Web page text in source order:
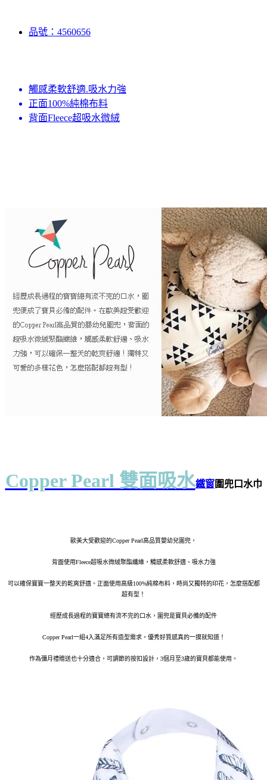
品號：4560656
觸感柔軟舒適.吸水力強
正面100%純棉布料
背面Fleece超吸水微絨
Copper Pearl 雙面吸水鐵窗圍兜口水巾
歐美大受歡迎的Copper Pearl高品質嬰幼兒圍兜，
背面使用Fleece超吸水微絨聚酯纖維，觸感柔軟舒適、吸水力強
可以確保寶寶一整天的乾爽舒適。正面使用高級100%純棉布料，時尚又獨特的印花，怎麼搭配都
超有型！
經歷成長過程的寶寶總有流不完的口水，圍兜是寶貝必備的配件
Copper Pearl一組4入滿足所有造型需求，優秀好質感真的一摸就知道！
作為彌月禮贈送也十分適合，可調節的按扣設計，3個月至3歲的寶貝都能使用。